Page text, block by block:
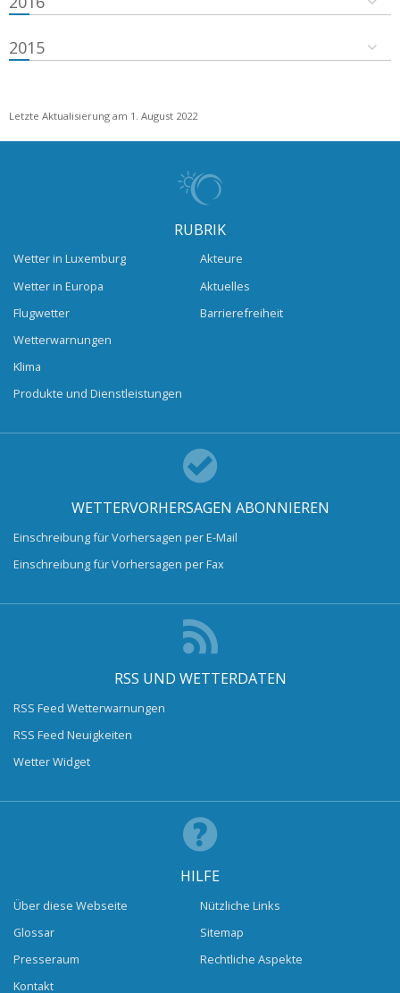
2015
Letzte Aktualisierung am 1. August 2022
RUBRIK
Wetter in Luxemburg
Wetter in Europa
Flugwetter
Wetterwarnungen
Klima
Produkte und Dienstleistungen
Akteure
Aktuelles
Barrierefreiheit
WETTERVORHERSAGEN ABONNIEREN
Einschreibung für Vorhersagen per E-Mail
Einschreibung für Vorhersagen per Fax
RSS UND WETTERDATEN
RSS Feed Wetterwarnungen
RSS Feed Neuigkeiten
Wetter Widget
HILFE
Über diese Webseite
Glossar
Presseraum
Kontakt
Nützliche Links
Sitemap
Rechtliche Aspekte